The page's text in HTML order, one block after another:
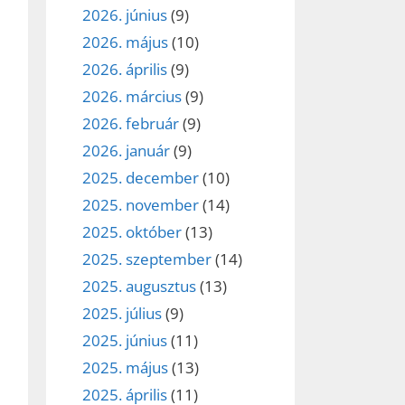
2026. június(9)
2026. május(10)
2026. április(9)
2026. március(9)
2026. február(9)
2026. január(9)
2025. december(10)
2025. november(14)
2025. október(13)
2025. szeptember(14)
2025. augusztus(13)
2025. július(9)
2025. június(11)
2025. május(13)
2025. április(11)